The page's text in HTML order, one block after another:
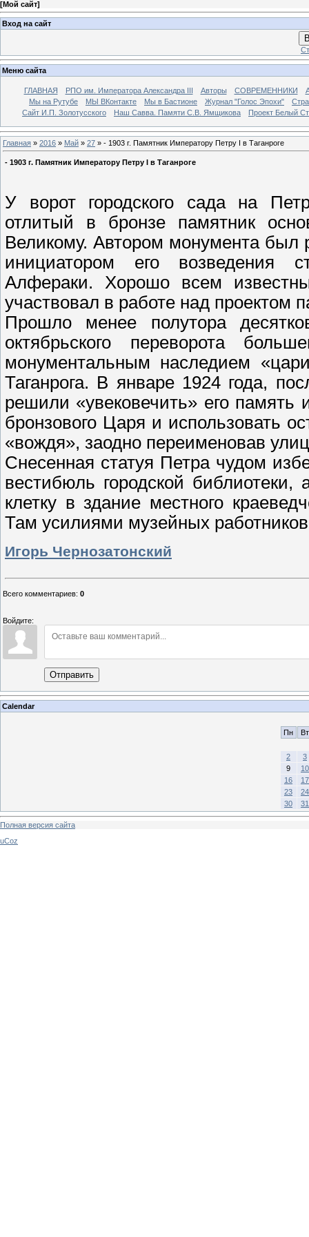
[Мой сайт]
Вход на сайт
Меню сайта
ГЛАВНАЯ РПО им. Императора Александра III Авторы СОВРЕМЕННИКИ
Мы на Рутубе
МЫ ВКонтакте Мы в Бастионе Журнал "Голос Эпохи"
Сайт И.П. Золотусского
Наш Савва. Памяти С.В. Ямщикова Проект Белый
Главная » 2016 » Май » 27 » - 1903 г. Памятник Императору Петру I в Таганроге
- 1903 г. Памятник Императору Петру I в Таганроге
У ворот городского сада на
отлитый в бронзе памятник
Великому. Автором монумента был
инициатором его возведения
Алфераки. Хорошо всем
участвовал в работе над проектом
Прошло менее полутора десятко
октябрьского переворота
монументальным наследием
Таганрога. В январе 1924 года,
решили «увековечить» его память
бронзового Царя и использовать
«вождя», заодно переименовав
Снесенная статуя Петра чудом
вестибюль городской
клетку в здание местного
Там усилиями музейных
Игорь Чернозатонский
Всего комментариев: 0
Войдите:
Отправить
Calendar
Пн Вт
2
3
9
10
16
17
23
24
30
31
Полная версия сайта
uCoz